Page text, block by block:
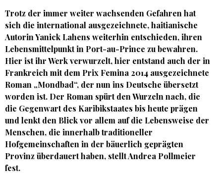
Trotz der immer weiter wachsenden Gefahren hat
sich die international ausgezeichnete, haitianische
Autorin Yanick Lahens weiterhin entschieden, ihren
Lebensmittelpunkt in Port-au-Prince zu bewahren.
Hier ist ihr Werk verwurzelt, hier entstand auch der in
Frankreich mit dem Prix Femina 2014 ausgezeichnete
Roman „Mondbad“, der nun ins Deutsche übersetzt
worden ist. Der Roman spürt den Wurzeln nach, die
die Gegenwart des Karibikstaates bis heute prägen
und lenkt den Blick vor allem auf die Lebensweise der
Menschen, die innerhalb traditioneller
Hofgemeinschaften in der bäuerlich geprägten
Provinz überdauert haben, stellt Andrea Pollmeier
fest.